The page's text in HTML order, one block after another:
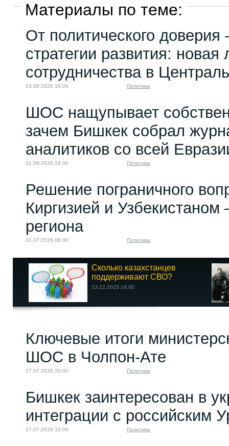
Материалы по теме:
От политического
стратегии развития: новая
сотрудничества в
03.08.2026 16:00 Политика
ШОС нащупывает
зачем Бишкек собрал
аналитиков со всей
01.08.2026 16:00 Политика
Решение пограничного
Киргизией и Узбекистаном
региона
31.07.2026 06:00 Политика
Сколько казахстанцев
поддерживают СВО?
13.12.2023 14:00
Ключевые итоги
ШОС в Чолпон-Ате
27.07.2026 20:00 Политика
Бишкек заинтересован в
интеграции с российским
27.07.2026 12:00 Политика